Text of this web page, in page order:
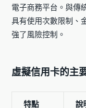
電子商務平台。與傳
具有使用次數限制、
強了風險控制。
虛擬信用卡的主
特點 說